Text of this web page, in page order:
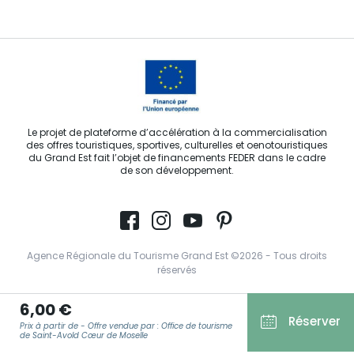
6,00 €
Prix à partir de - Offre vendue par : Office de tourisme
de Saint-Avold Cœur de Moselle
Réserver
Le projet de plateforme d’accélération à la commercialisation
des offres touristiques, sportives, culturelles et oenotouristiques
du Grand Est fait l’objet de financements FEDER dans le cadre
de son développement.
Agence Régionale du Tourisme Grand Est ©2026 - Tous droits
réservés
Mentions légales